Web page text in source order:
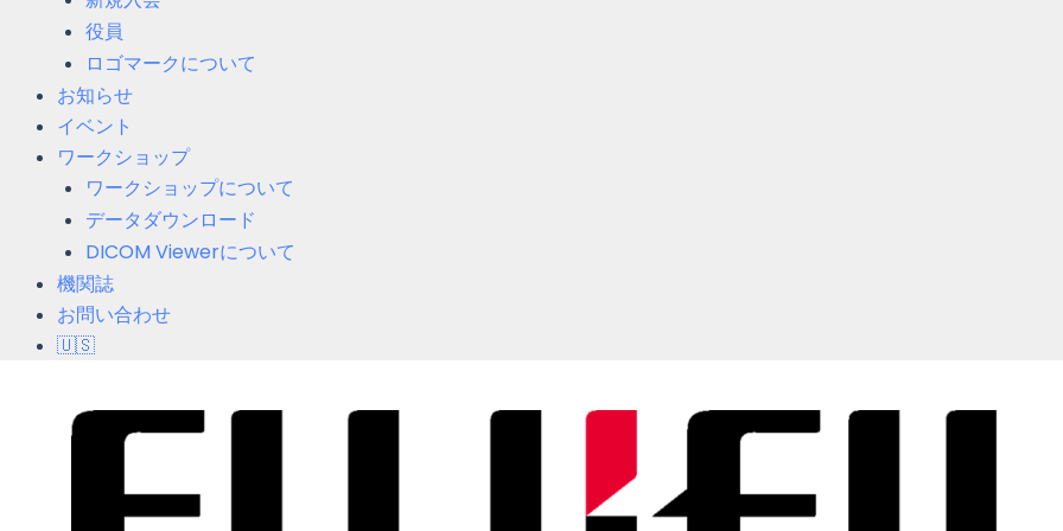
役員
ロゴマークについて
お知らせ
イベント
ワークショップ
ワークショップについて
データダウンロード
DICOM Viewerについて
機関誌
お問い合わせ
🇺🇸